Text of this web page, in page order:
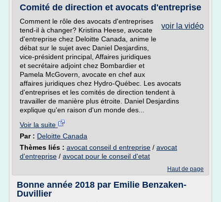
Comité de direction et avocats d'entreprise
voir la vidéo
Comment le rôle des avocats d'entreprises
tend-il à changer? Kristina Heese, avocate
d'entreprise chez Deloitte Canada, anime le
débat sur le sujet avec Daniel Desjardins,
vice-président principal, Affaires juridiques
et secrétaire adjoint chez Bombardier et
Pamela McGovern, avocate en chef aux
affaires juridiques chez Hydro-Québec. Les avocats
d'entreprises et les comités de direction tendent à
travailler de manière plus étroite. Daniel Desjardins
explique qu'en raison d'un monde des...
Voir la suite
Par : Deloitte Canada
Thèmes liés : avocat conseil d entreprise / avocat
d'entreprise / avocat pour le conseil d'etat
Haut de page
Bonne année 2018 par Emilie Benzaken-
Duvillier